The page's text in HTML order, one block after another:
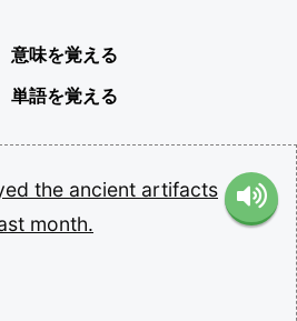
意味を覚える
単語を覚える
the ancient artifacts
month.